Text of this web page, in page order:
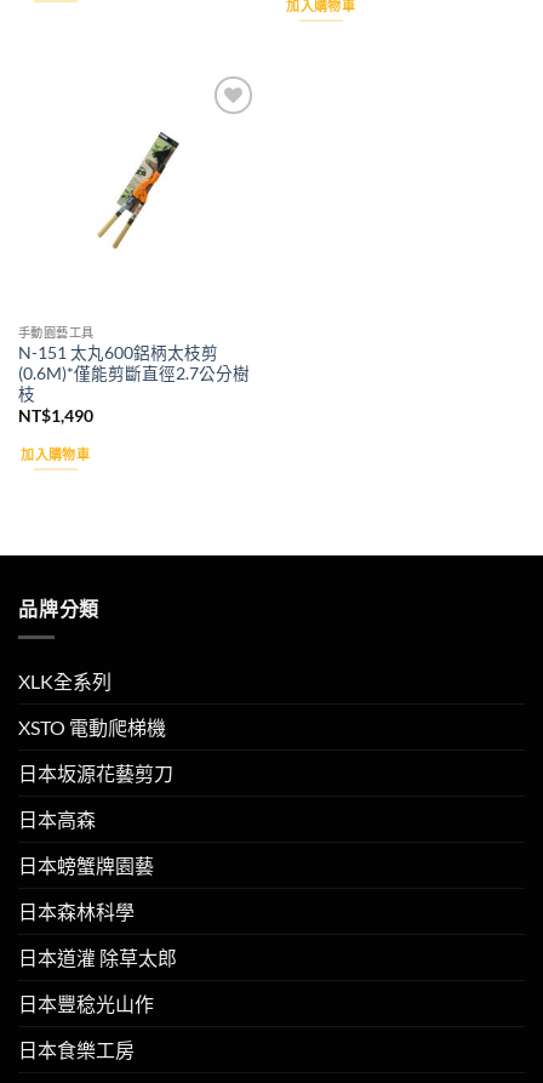
加入購物車
手動園藝工具
N-151 太丸600鋁柄太枝剪
(0.6M)*僅能剪斷直徑2.7公分樹
枝
NT$1,490
加入購物車
品牌分類
XLK全系列
XSTO 電動爬梯機
日本坂源花藝剪刀
日本高森
日本螃蟹牌園藝
日本森林科學
日本道灌 除草太郎
日本豐稔光山作
日本食樂工房